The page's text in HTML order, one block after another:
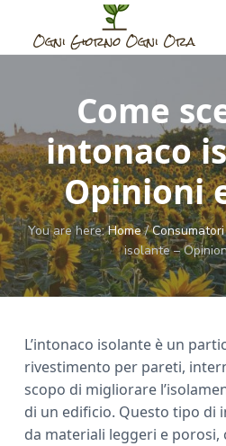
i
m
a
i
n
c
o
n
t
i
p
r
i
m
a
r
y
s
i
f
o
o
t
e
r
O
i
o
r
n
o
O
g
n
i
O
r
G
e
r
O
g
n
i
M
o
m
e
n
t
o
Come
intonaco
Opinioni
You are here:Home / Consumatori
isolante –
L’intonaco isolante è un
rivestimento per pareti,
scopo di migliorare
di un edificio. Questo tipo di
da materiali leggeri e porosi,